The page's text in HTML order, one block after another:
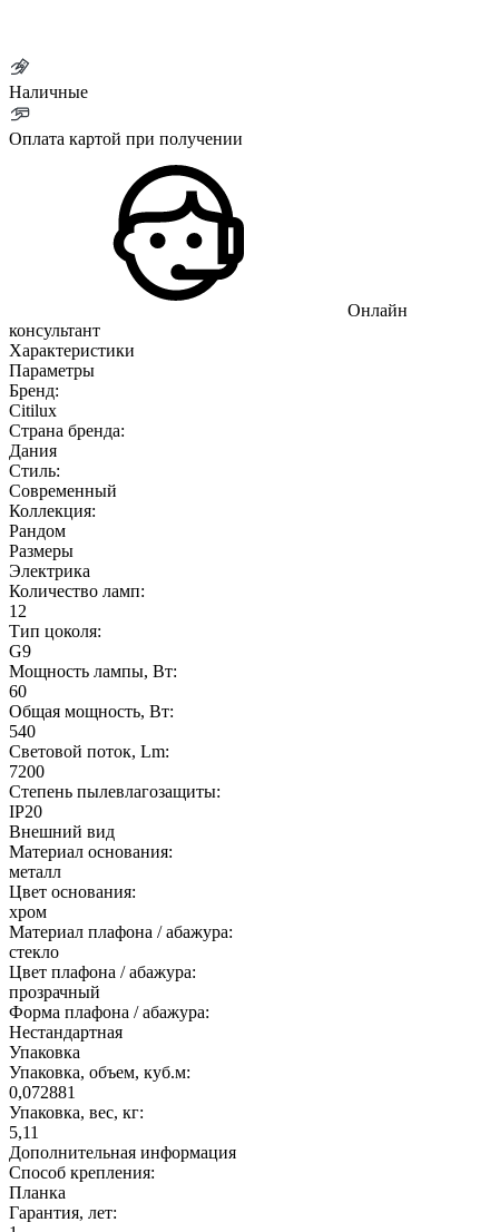
Наличные
Оплата картой при получении
Онлайн
консультант
Характеристики
Параметры
Бренд:
Citilux
Страна бренда:
Дания
Стиль:
Современный
Коллекция:
Рандом
Размеры
Электрика
Количество ламп:
12
Тип цоколя:
G9
Мощность лампы, Вт:
60
Общая мощность, Вт:
540
Световой поток, Lm:
7200
Степень пылевлагозащиты:
IP20
Внешний вид
Материал основания:
металл
Цвет основания:
хром
Материал плафона / абажура:
стекло
Цвет плафона / абажура:
прозрачный
Форма плафона / абажура:
Нестандартная
Упаковка
Упаковка, объем, куб.м:
0,072881
Упаковка, вес, кг:
5,11
Дополнительная информация
Способ крепления:
Планка
Гарантия, лет: